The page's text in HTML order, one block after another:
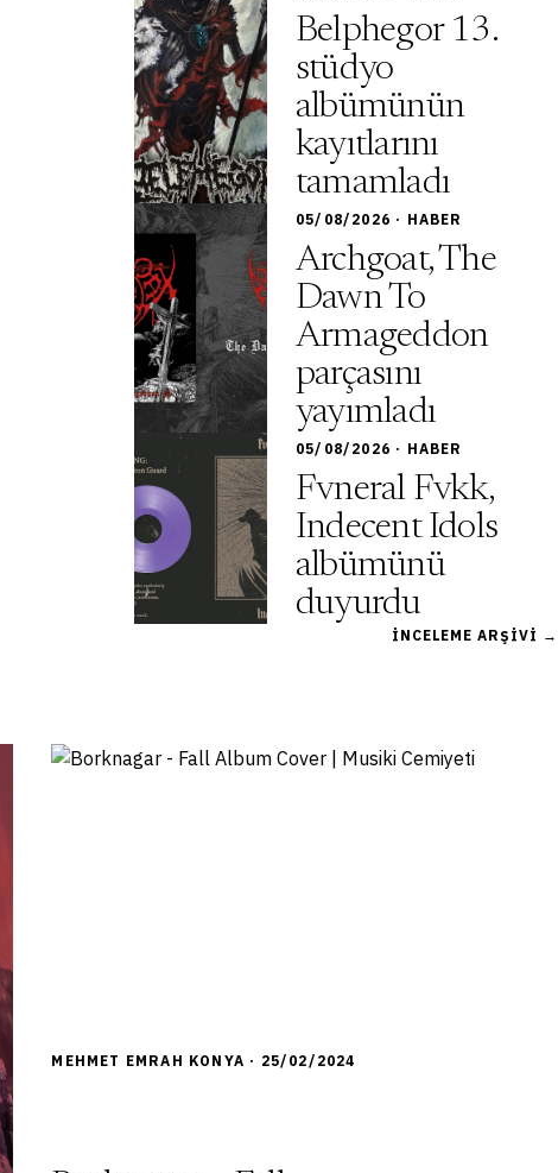
Belphegor 13.
stüdyo
albümünün
kayıtlarını
tamamladı
05/08/2026 · HABER
Archgoat, The
Dawn To
Armageddon
parçasını
yayımladı
05/08/2026 · HABER
Fvneral Fvkk,
Indecent Idols
albümünü
duyurdu
İNCELEME ARŞIVI →
9,0
MEHMET EMRAH KONYA · 25/02/2024